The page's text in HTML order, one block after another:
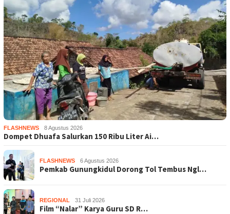
FLASHNEWS 8 Agustus 2026
Dompet Dhuafa Salurkan 150 Ribu Liter Ai…
FLASHNEWS 6 Agustus 2026
Pemkab Gunungkidul Dorong Tol Tembus Ngl…
REGIONAL 31 Juli 2026
Film “Nalar” Karya Guru SD R…